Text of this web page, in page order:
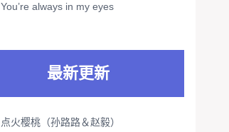
You’re always in my eyes
最新更新
点火樱桃（孙路路＆赵毅）